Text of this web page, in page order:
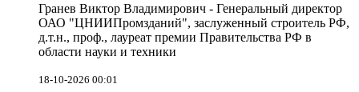
Гранев Виктор Владимирович - Генеральный директор
ОАО "ЦНИИПромзданий", заслуженный строитель РФ,
д.т.н., проф., лауреат премии Правительства РФ в
области науки и техники
18-10-2026 00:01